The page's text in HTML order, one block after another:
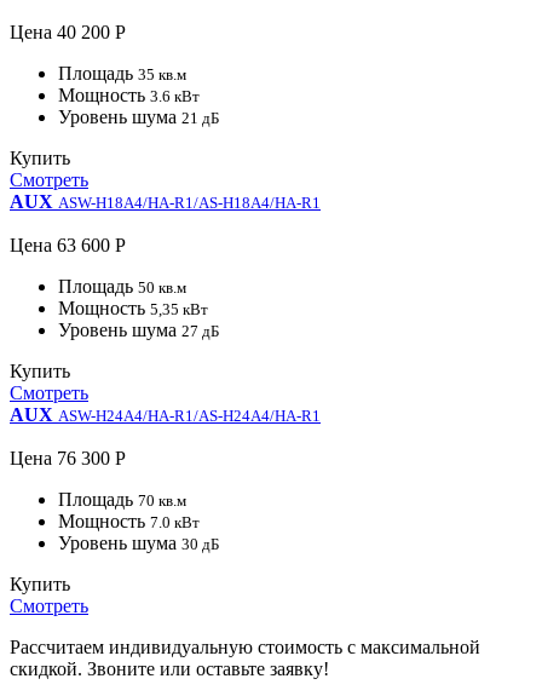
Цена 40 200 Р
Площадь 35 кв.м
Мощность 3.6 кВт
Уровень шума 21 дБ
Купить
Смотреть
AUX ASW-H18A4/HA-R1/AS-H18A4/HA-R1
Цена 63 600 Р
Площадь 50 кв.м
Мощность 5,35 кВт
Уровень шума 27 дБ
Купить
Смотреть
AUX ASW-H24A4/HA-R1/AS-H24A4/HA-R1
Цена 76 300 Р
Площадь 70 кв.м
Мощность 7.0 кВт
Уровень шума 30 дБ
Купить
Смотреть
Рассчитаем индивидуальную стоимость с максимальной
скидкой. Звоните или оставьте заявку!